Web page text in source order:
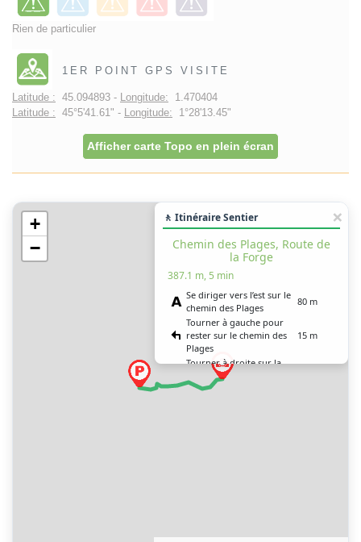
Rien de particulier
1ER POINT GPS VISITE
Latitude : 45.094893 - Longitude: 1.470404
Latitude : 45°5'41.61" - Longitude: 1°28'13.45"
Afficher carte Topo en plein écran
+
−
🚶 Itinéraire Sentier
Chemin des Plages, Route de
la Forge
387.1 m, 5 min
Se diriger vers l’est sur le
chemin des Plages
80 m
Tourner à gauche pour
rester sur le chemin des
Plages
15 m
Tourner à droite sur la
route de la Forge (C 2)
Tourner légèrement à